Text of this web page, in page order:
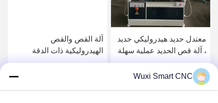
معتدل حديد هيدروليكي حديد
، آلة قص الحديد عملية سهلة
احصل على أفضل سعر
آلة القص والقص
الهيدروليكية ذات الدقة
العالية ، آلة قطع الزاوية
Wuxi Smart CNC